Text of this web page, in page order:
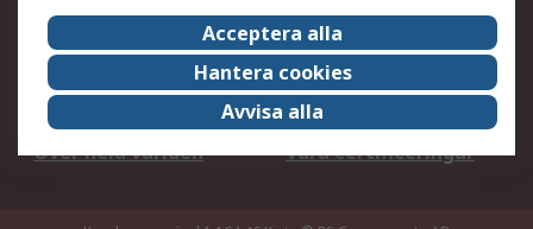
Om RS
Försäljningsvillkor
Det juridiska
Press Centre
Jobba hos RS
ESG
Över hela världen
Våra certificeringar
Acceptera alla
Hantera cookies
Avvisa alla